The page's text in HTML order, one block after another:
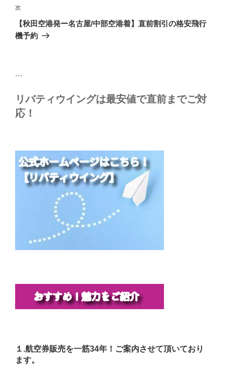
ビ
ゲ
ー
ン
稿
次
の
投
次
【秋田空港発ー名古屋/中部空港着】直前割引の格安飛行
機予約
```
リバティウイングは最安値で直前までご対
応！
１.航空券販売を一筋34年！ご案内させて頂いており
ます。